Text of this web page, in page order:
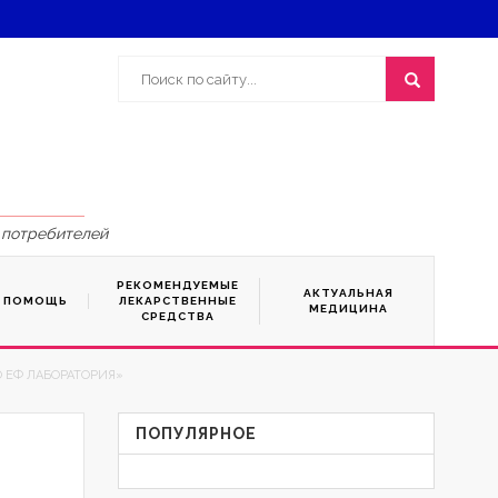
ПОМОЩЬ
РЕКОМЕНДУЕМЫЕ
ЛЕКАРСТВЕННЫЕ
СРЕДСТВА
АКТУАЛЬНАЯ
МЕДИЦИНА
ЕФ ЛАБОРАТОРИЯ»
ПОПУЛЯРНОЕ